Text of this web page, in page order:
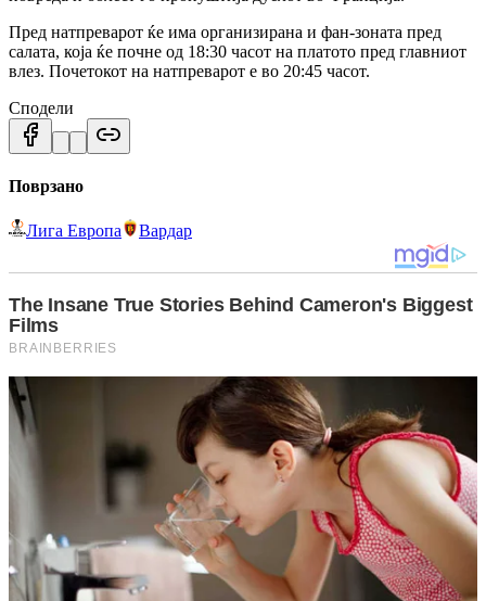
Пред натпреварот ќе има организирана и фан-зоната пред
салата, која ќе почне од 18:30 часот на платото пред главниот
влез. Почетокот на натпреварот е во 20:45 часот.
Сподели
Поврзано
Лига Европа Вардар